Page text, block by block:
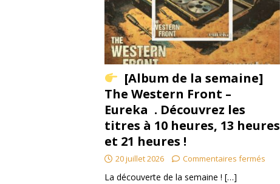
[Album de la semaine]
The Western Front –
Eureka . Découvrez les
titres à 10 heures, 13 heures
et 21 heures !
20 juillet 2026 Commentaires fermés
La découverte de la semaine ! […]